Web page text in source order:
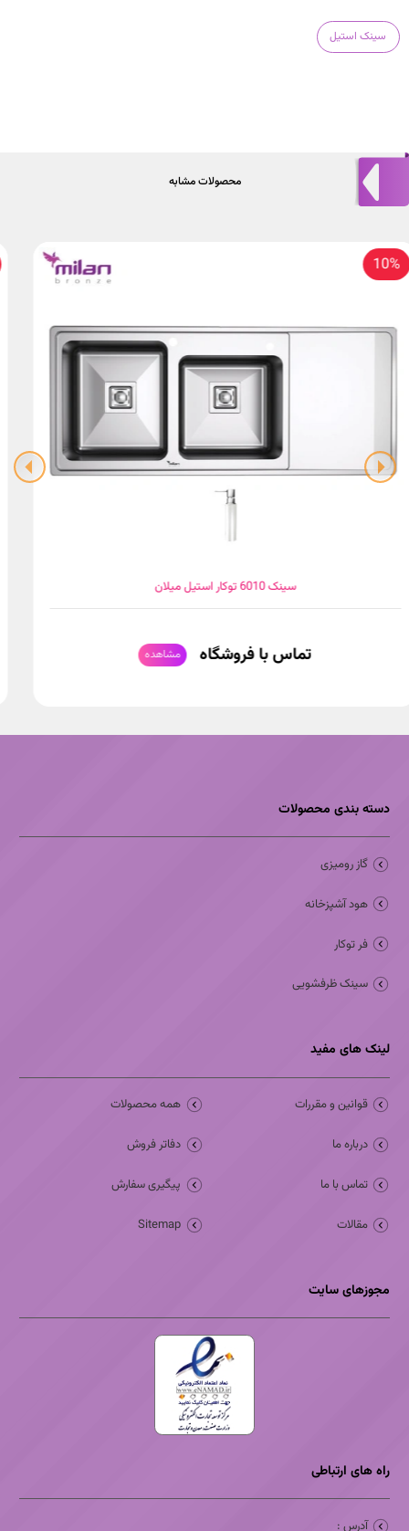
سینک استیل
محصولات مشابه
10%
سینک 5014 توکار استیل میلان
تماس با فروشگاه مشاهده
دسته بندی محصولات
گاز رومیزی
هود آشپزخانه
فر توکار
سینک ظرفشویی
لینک های مفید
قوانین و مقررات
درباره ما
تماس با ما
مقالات
همه محصولات
دفاتر فروش
پیگیری سفارش
Sitemap
مجوزهای سایت
راه های ارتباطی
آدرس :